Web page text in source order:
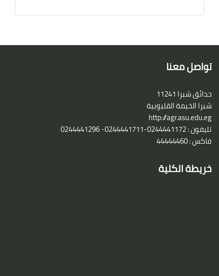
الكتل
تواصل معنا
حدائق شبرا 11241
شبرا الخيمة القليوبية
http://agr.asu.edu.eg
تليفون : 0244441172-0244441711- 0244441296
فاكس : 44444460
خريطة الكلية